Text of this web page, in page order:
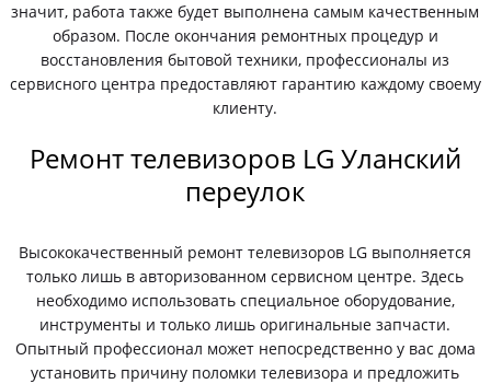
значит, работа также будет выполнена самым качественным
образом. После окончания ремонтных процедур и
восстановления бытовой техники, профессионалы из
сервисного центра предоставляют гарантию каждому своему
клиенту.
Ремонт телевизоров LG Уланский
переулок
Высококачественный ремонт телевизоров LG выполняется
только лишь в авторизованном сервисном центре. Здесь
необходимо использовать специальное оборудование,
инструменты и только лишь оригинальные запчасти.
Опытный профессионал может непосредственно у вас дома
установить причину поломки телевизора и предложить